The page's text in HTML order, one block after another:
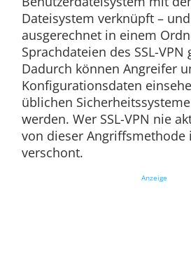
Dateisystem verknüpft –
ausgerechnet in einem
Sprachdateien des SSL-VPN
Dadurch können Angreifer
Konfigurationsdaten
üblichen
werden. Wer SSL-VPN nie
von dieser Angriffsmethode
verschont.
Anzeige